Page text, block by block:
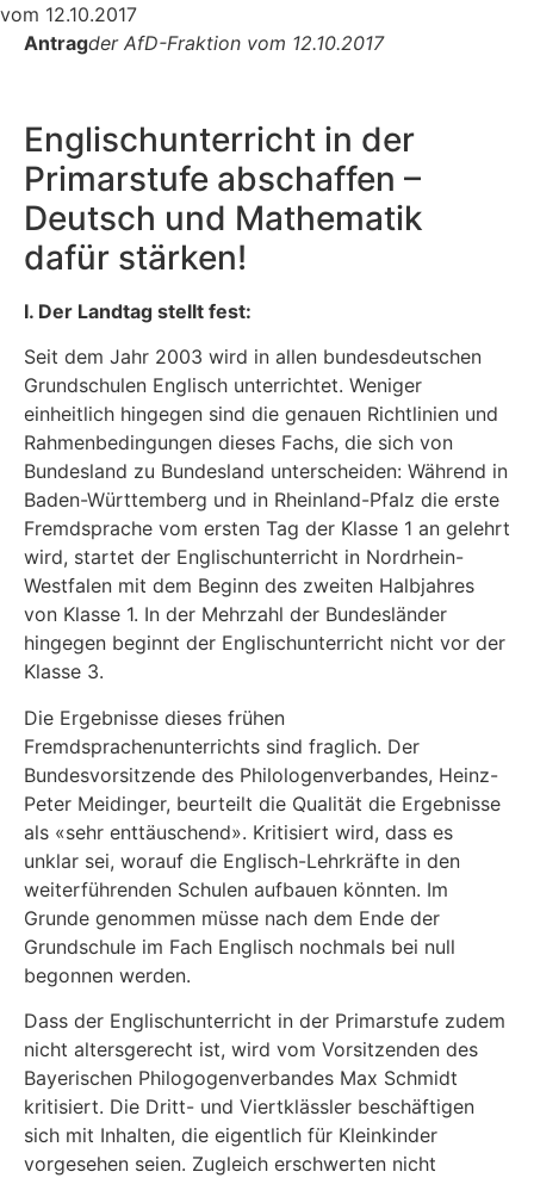
vom 12.10.2017
Antragder AfD-Fraktion vom 12.10.2017
Englischunterricht in der
Primarstufe abschaffen –
Deutsch und Mathematik
dafür stärken!
I. Der Landtag stellt fest:
Seit dem Jahr 2003 wird in allen bundesdeutschen
Grundschulen Englisch unterrichtet. Weniger
einheitlich hingegen sind die genauen Richtlinien und
Rahmenbedingungen dieses Fachs, die sich von
Bundesland zu Bundesland unterscheiden: Während in
Baden-Württemberg und in Rheinland-Pfalz die erste
Fremdsprache vom ersten Tag der Klasse 1 an gelehrt
wird, startet der Englischunterricht in Nordrhein-
Westfalen mit dem Beginn des zweiten Halbjahres
von Klasse 1. In der Mehrzahl der Bundesländer
hingegen beginnt der Englischunterricht nicht vor der
Klasse 3.
Die Ergebnisse dieses frühen
Fremdsprachenunterrichts sind fraglich. Der
Bundesvorsitzende des Philologenverbandes, Heinz-
Peter Meidinger, beurteilt die Qualität die Ergebnisse
als «sehr enttäuschend». Kritisiert wird, dass es
unklar sei, worauf die Englisch-Lehrkräfte in den
weiterführenden Schulen aufbauen könnten. Im
Grunde genommen müsse nach dem Ende der
Grundschule im Fach Englisch nochmals bei null
begonnen werden.
Dass der Englischunterricht in der Primarstufe zudem
nicht altersgerecht ist, wird vom Vorsitzenden des
Bayerischen Philogogenverbandes Max Schmidt
kritisiert. Die Dritt- und Viertklässler beschäftigen
sich mit Inhalten, die eigentlich für Kleinkinder
vorgesehen seien. Zugleich erschwerten nicht